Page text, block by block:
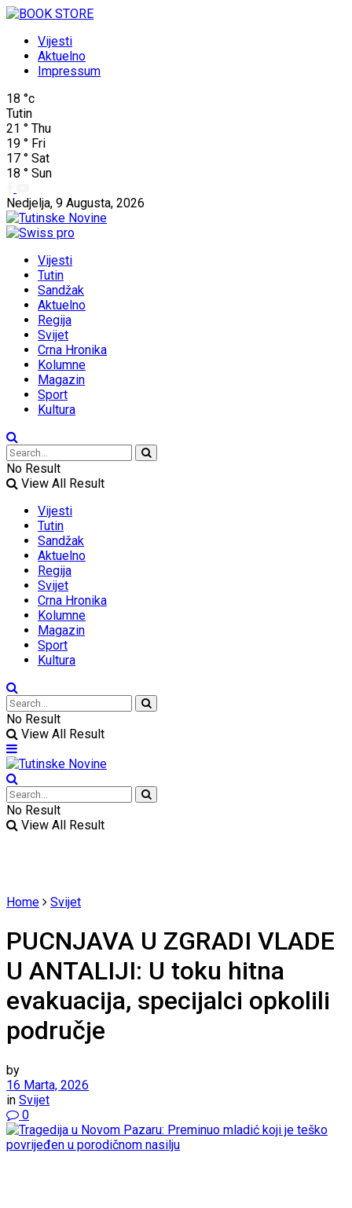
Vijesti
Aktuelno
Impressum
18 °c
Tutin
21 ° Thu
19 ° Fri
17 ° Sat
18 ° Sun
Nedjelja, 9 Augusta, 2026
Vijesti
Tutin
Sandžak
Aktuelno
Regija
Svijet
Crna Hronika
Kolumne
Magazin
Sport
Kultura
No Result
View All Result
Vijesti
Tutin
Sandžak
Aktuelno
Regija
Svijet
Crna Hronika
Kolumne
Magazin
Sport
Kultura
No Result
View All Result
No Result
View All Result
Home Svijet
PUCNJAVA U ZGRADI VLADE
U ANTALIJI: U toku hitna
evakuacija, specijalci opkolili
područje
by
16 Marta, 2026
in Svijet
0